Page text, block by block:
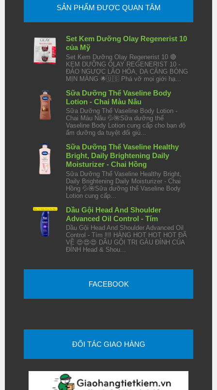
SẢN PHẨM ĐƯỢC QUAN TÂM
Set Kem Dưỡng Olay Regenerist 10
của Mỹ
Set Kem Dưỡng Olay Regenerist 10 🔴
KEM DƯỠNG OLAY REGENERIST 10 -
ĐẢO NGƯỢC LÃO HÓA, DA CĂNG BÓNG
MỊN MÀNG 🌟🇺🇸 Phá vỡ mọi giới hạ...
Sữa Dưỡng Thể Vaseline Body
Lotion - Chai Màu Nâu
Sữa Dưỡng Thể Vaseline Body Lotion -
Chai Màu Nâu 💦🌺Sữa dưỡng thể
Vaseline Body Lotion cung cấp cho bạn độ
ẩm dưỡng da tuyệt đối giú...
Sữa Dưỡng Thể Vaseline Healthy
Bright, Daily Brightening Daily
Moisturizer - Chai Hồng
Sữa Dưỡng Thể Vaseline Healthy Bright,
Daily Brightening Daily Moisturizer - Chai
Hồng 💦🌺Sữa dưỡng thể Vaseline Body
Lotion cung cấp...
Dầu Gội Head And Shoulder
Advanced Oil Control - Tím
Dầu Gội Head And Shoulder Advanced Oil
Control - Tím ‼️‼️ HÀNG HOT HOT HOT ĐÃ
VỀ 😍😍😍 DẦU GỘI TRỊ GÀU ĐỈNH CỦA
ĐỈNH Head & Shou...
FACEBOOK
ĐỐI TÁC GIAO HÀNG